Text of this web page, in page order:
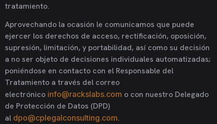
tratamiento.
Aprovechando la ocasión le comunicamos que puede
ejercer los derechos de acceso, rectificación, oposición,
supresión, limitación, y portabilidad, así como su decisión
a no ser objeto de decisiones individuales automatizadas;
poniéndose en contacto con el Responsable del
Tratamiento a través del correo
electrónico info@rackslabs.com o con nuestro Delegado
de Protección de Datos (DPD)
al dpo@cplegalconsulting.com.